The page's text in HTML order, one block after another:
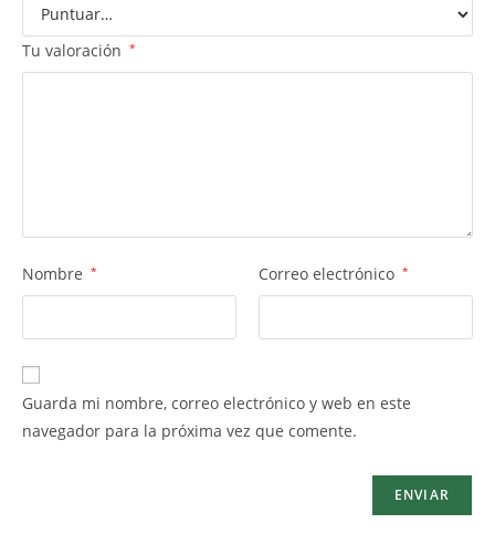
Tu valoración *
Nombre * Correo electrónico *
Guarda mi nombre, correo electrónico y web en este
navegador para la próxima vez que comente.